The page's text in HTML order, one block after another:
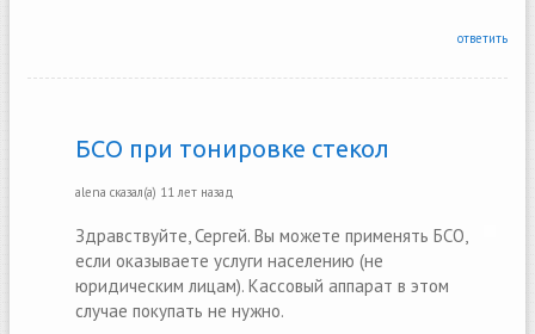
ответить
БСО при тонировке стекол
alena сказал(а) 11 лет назад
Здравствуйте, Сергей. Вы можете применять БСО,
если оказываете услуги населению (не
юридическим лицам). Кассовый аппарат в этом
случае покупать не нужно.